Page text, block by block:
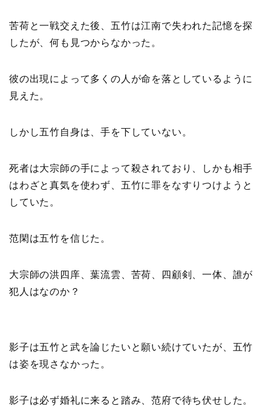
苦荷と一戦交えた後、五竹は江南で失われた記憶を探
したが、何も見つからなかった。
彼の出現によって多くの人が命を落としているように
見えた。
しかし五竹自身は、手を下していない。
死者は大宗師の手によって殺されており、しかも相手
はわざと真気を使わず、五竹に罪をなすりつけようと
していた。
范閑は五竹を信じた。
大宗師の洪四庠、葉流雲、苦荷、四顧剣、一体、誰が
犯人はなのか？
影子は五竹と武を論じたいと願い続けていたが、五竹
は姿を現さなかった。
影子は必ず婚礼に来ると踏み、范府で待ち伏せした。